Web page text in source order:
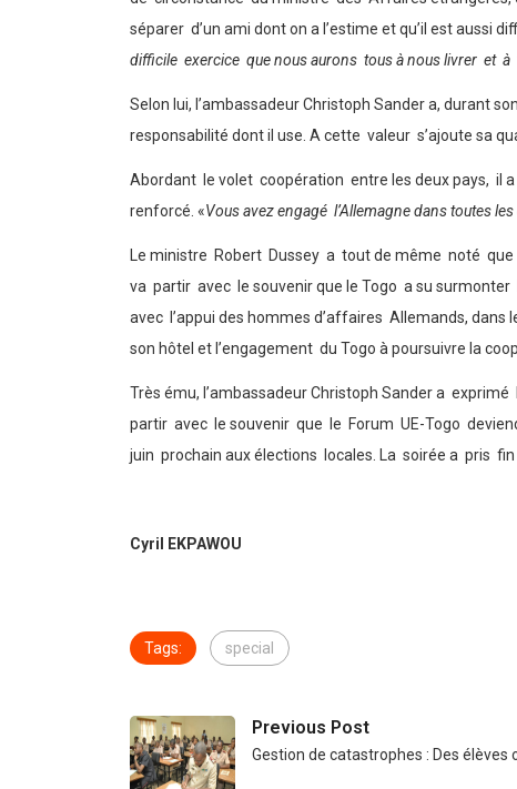
séparer d’un ami dont on a l’estime et qu’il est aussi
difficile exercice que nous aurons tous à nous livrer et
Selon lui, l’ambassadeur Christoph Sander a, durant
responsabilité dont il use. A cette valeur s’ajoute sa
Abordant le volet coopération entre les deux pays, il
renforcé. «Vous avez engagé l’Allemagne dans toutes
Le ministre Robert Dussey a tout de même noté
va partir avec le souvenir que le Togo a su surmonter
avec l’appui des hommes d’affaires Allemands,
son hôtel et l’engagement du Togo à poursuivre la
Très ému, l’ambassadeur Christoph Sander a
partir avec le souvenir que le Forum UE-Togo
juin prochain aux élections locales. La soirée a pris
Cyril EKPAWOU
Tags: special
Previous Post
Gestion de catastrophes : Des élèves